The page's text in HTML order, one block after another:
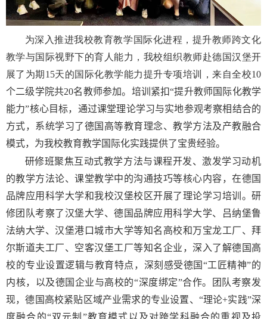
为深入推进我校教育教学国际化进程，提升教师跨文化
教学与国际视野下的育人能力，我校组织教师赴德国汉堡开
展了为期 15天的国际化教学能力提升专项培训，来自全校10
个二级学院共20名教师参加。培训紧扣“提升教师国际化教学
能力”核心目标，通过课堂理论学习与实地参观考察相结合的
方式，系统学习了德国高等教育理念、教学方法及产教融合
模式，为我校教育教学国际化实践提供了宝贵经验。
研修班聚焦互动式教学方法与课程开发、激发学习动机
的教学方法论、课堂教学中的沟通技巧等核心内容，在德国
品牌应用科学大学和我校汉堡校区开展了理论学习培训。研
修团队考察了汉堡大学、德国品牌应用科学大学、吕纳堡鲁
法纳大学、汉堡港口城市大学等知名 高校和万宝龙工厂、拜
尔斯道夫工厂、空客汉堡工厂等知名企业，深入了解德国高
校的专业设置逻辑与教育特点，深刻感受德国“工匠精神”的
内核，以及德国企业与高校的“深度绑定”合作。
团队考察发
现，德国高校紧贴 区域产业需求的专业设置、 “理论+实践”深
度融合的“双元制”教育模式以及对跨学科融合的重视及投